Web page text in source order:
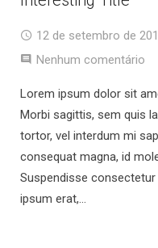
12 de setembro de
Nenhum comentário
Lorem ipsum dolor sit
Morbi sagittis, sem quis
tortor, vel interdum mi
consequat magna, id
Suspendisse
ipsum erat,…